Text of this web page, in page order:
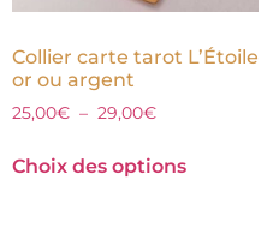
Collier carte tarot L’Étoile
or ou argent
25,00€ – 29,00€
Choix des options